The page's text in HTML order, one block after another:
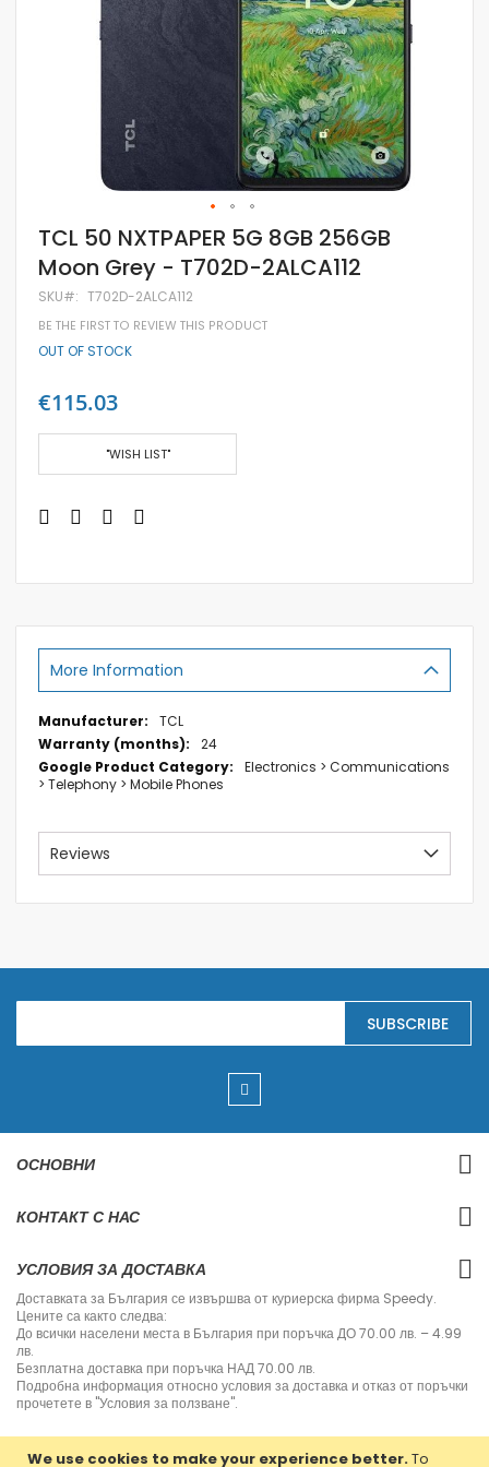
We use cookies to make your experience better.To
Skip
to
the
of
the
images
gallery
TCL 50 NXTPAPER 5G 8GB 256GB
Moon Grey - T702D-2ALCA112
SKU T702D-2ALCA112
BE THE FIRST TO REVIEW THIS PRODUCT
OUT OF STOCK
€115.03
"WISH LIST"
More Information
More
Information
TCL
24
Electronics > Communications
> Telephony > Mobile Phones
Reviews
S
g
o
O
N
s
e
t
t
e
r
:
SUBSCRIBE
ОСНОВНИ
КОНТАКТ С НАС
УСЛОВИЯ ЗА ДОСТАВКА
Доставката за България се извършва от куриерска фирма Speedy.
Цените са както следва:
До всички населени места в България при поръчка ДО 70.00 лв. – 4.99
лв.
Безплатна доставка при поръчка НАД 70.00 лв.
Подробна информация относно условия за доставка и отказ от поръчки
прочетете в "Условия за ползване".